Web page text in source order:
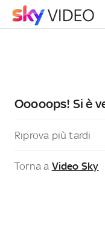
Ooooops! Si è
Riprova più tardi
Torna a Video Sky